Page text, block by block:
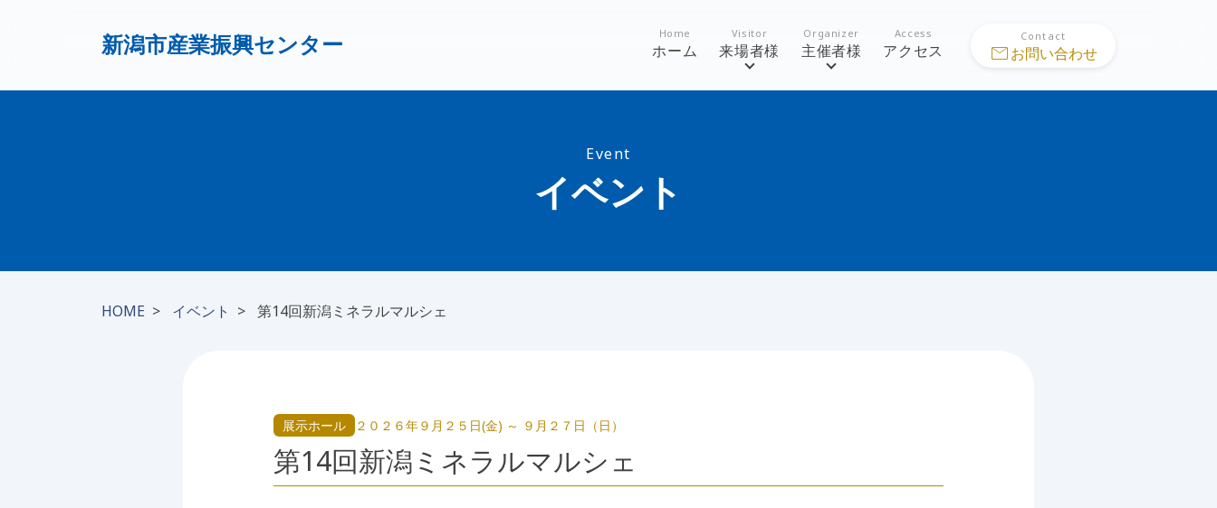
新潟市産業振興センター Home
ホーム
Visitor
来場者様
Organizer
主催者様
Access
アクセス
Contact
mailお問い合わせ
Event
イベント
HOME イベント 第14回新潟ミネラルマルシェ
展示ホール ２０２６年９月２５日(金) ～ ９月２７日（日）
第14回新潟ミネラルマルシェ